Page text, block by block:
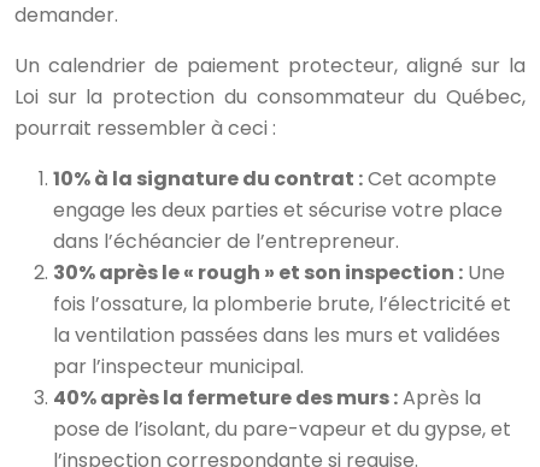
demander.
Un calendrier de paiement protecteur, aligné sur la
Loi sur la protection du consommateur du Québec,
pourrait ressembler à ceci :
10% à la signature du contrat :Cet acompte
engage les deux parties et sécurise votre place
dans l’échéancier de l’entrepreneur.
30% après le « rough » et son inspection : Une
fois l’ossature, la plomberie brute, l’électricité et
la ventilation passées dans les murs et validées
par l’inspecteur municipal.
40% après la fermeture des murs :Après la
pose de l’isolant, du pare-vapeur et du gypse, et
l’inspection correspondante si requise.